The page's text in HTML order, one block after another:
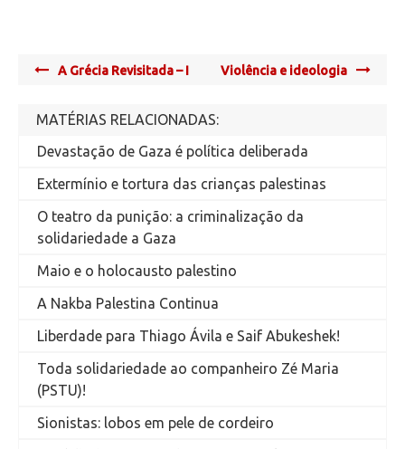
PostA Grécia Revisitada – I Violência e ideologia
MATÉRIAS RELACIONADAS:
Devastação de Gaza é política deliberada
Extermínio e tortura das crianças palestinas
O teatro da punição: a criminalização da
solidariedade a Gaza
Maio e o holocausto palestino
A Nakba Palestina Continua
Liberdade para Thiago Ávila e Saif Abukeshek!
Toda solidariedade ao companheiro Zé Maria
(PSTU)!
Sionistas: lobos em pele de cordeiro